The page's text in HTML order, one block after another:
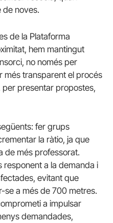
de noves.
de la Plataforma
hem mantingut
no només per
més transparent el procés
per presentar propostes,
fer grups
la ràtio, ja que
de més professorat.
responent a la demanda i
evitant que
se a més de 700 metres.
a impulsar
demandades,